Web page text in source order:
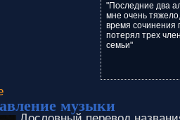
"Последние два
мне очень
время сочинения
потерял трех
семьи"
музыки